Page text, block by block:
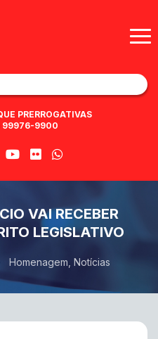
PRERROGATIVAS
99976-9900
VAI RECEBER
LEGISLATIVO
Homenagem Notícias